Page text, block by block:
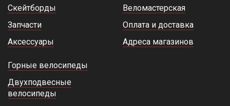
Скейтборды
Запчасти
Аксессуары
Веломастерская
Оплата и доставка
Адреса магазинов
Горные велосипеды
Двухподвесные
велосипеды